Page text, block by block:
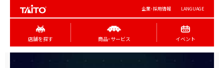
企業･採用情報 LANGUAGE
店舗を探す 商品･サービス イベント